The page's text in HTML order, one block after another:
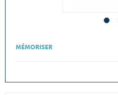
MÉMORISER